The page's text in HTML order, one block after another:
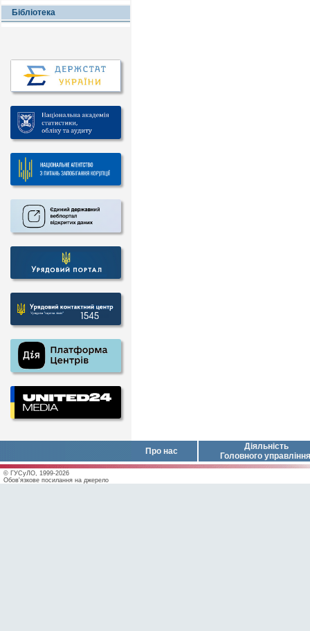
Бібліотека
Про нас
Діяльність
Головного управління
© ГУСуЛО, 1999-2026
Обов'язкове посилання на джерело